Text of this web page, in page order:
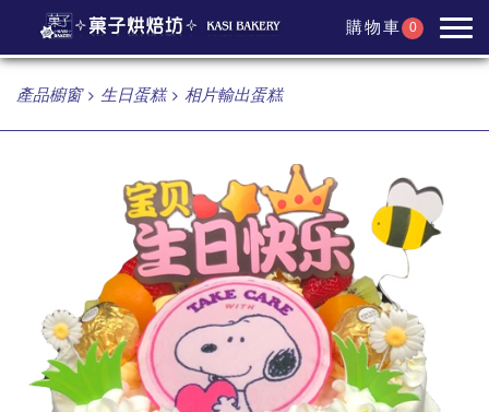
購物車 0
產品櫥窗 生日蛋糕 相片輸出蛋糕